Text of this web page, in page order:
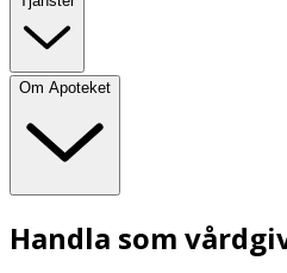
Om Apoteket
Handla som